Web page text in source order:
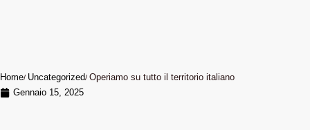
Home Uncategorized Operiamo su tutto il territorio italiano
Gennaio 15, 2025